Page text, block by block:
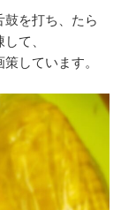
を打ち、たら
て、
しています。